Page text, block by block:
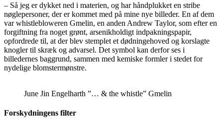
– Så jeg er dykket ned i materien, og har håndplukket en stribe
nøglepersoner, der er kommet med på mine nye billeder. En af dem
var whistlebloweren Gmelin, en anden Andrew Taylor, som efter en
forgiftning fra noget grønt, arsenikholdigt indpakningspapir,
opfordrede til, at der blev stemplet et dødningehoved og korslagte
knogler til skræk og advarsel. Det symbol kan derfor ses i
billedernes baggrund, sammen med kemiske formler i stedet for
nydelige blomstermønstre.
June Jin Engelharth ”… & the whistle” Gmelin
Forskydningens filter